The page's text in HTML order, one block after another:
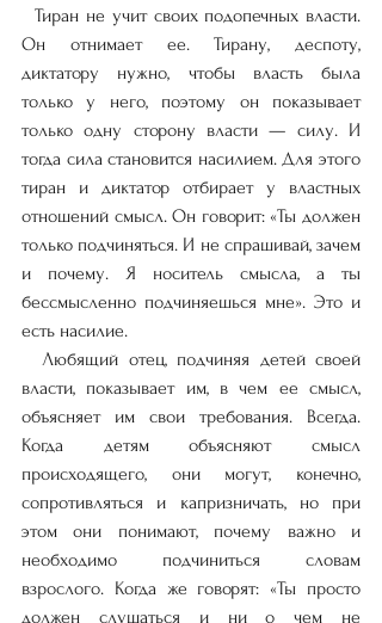
  Тиран не учит своих подопечных власти.
Он отнимает ее. Тирану, деспоту,
диктатору нужно, чтобы власть была
только у него, поэтому он показывает
только одну сторону власти — силу. И
тогда сила становится насилием. Для этого
тиран и диктатор отбирает у властных
отношений смысл. Он говорит: «Ты должен
только подчиняться. И не спрашивай, зачем
и почему. Я носитель смысла, а ты
бессмысленно подчиняешься мне». Это и
есть насилие.
власти, показывает им, в чем ее смысл,
объясняет им свои требования. Всегда.
Когда детям объясняют смысл
происходящего, они могут, конечно,
сопротивляться и капризничать, но при
этом они понимают, почему важно и
необходимо подчиниться словам
взрослого. Когда же говорят: «Ты просто
должен слушаться и ни о чем не